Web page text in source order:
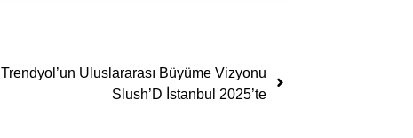
Trendyol’un Uluslararası Büyüme Vizyonu
Slush’D İstanbul 2025’te